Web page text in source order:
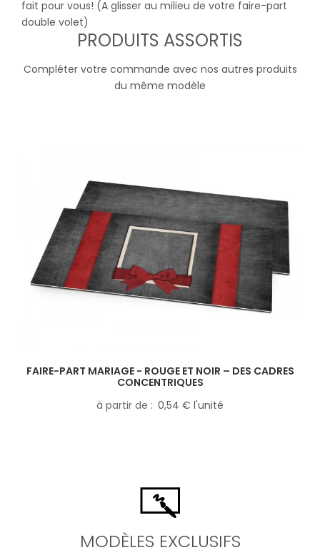
fait pour vous! (A glisser au milieu de votre faire-part
double volet)
PRODUITS ASSORTIS
Compléter votre commande avec nos autres produits
du même modèle
FAIRE-PART MARIAGE - ROUGE ET NOIR – DES CADRES
CONCENTRIQUES
à partir de
0,54 € l'unité
MODÈLES EXCLUSIFS